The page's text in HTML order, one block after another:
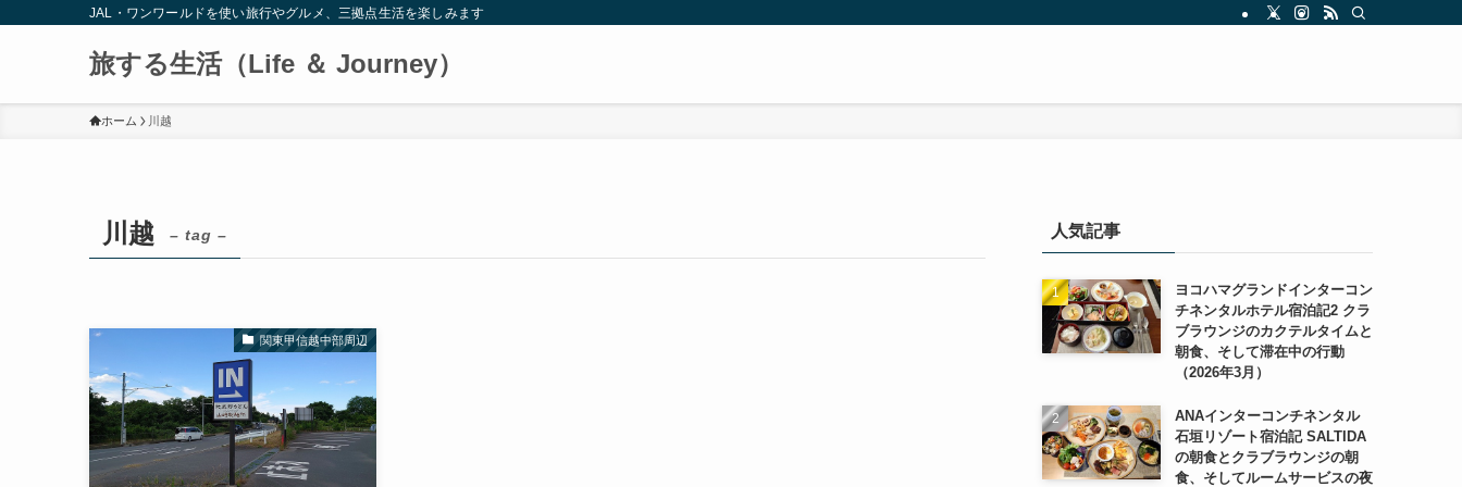
JAL・ワンワールドを使い旅行やグルメ、三拠点生活を楽しみます
旅する生活（Life ＆ Journey）
ホーム 川越
川越 – tag –
関東甲信越中部周辺
人気記事
ヨコハマグランドインターコン
チネンタルホテル宿泊記2 クラ
ブラウンジのカクテルタイムと
朝食、そして滞在中の行動
（2026年3月）
ANAインターコンチネンタル
石垣リゾート宿泊記 SALTIDA
の朝食とクラブラウンジの朝
食、そしてルームサービスの夜